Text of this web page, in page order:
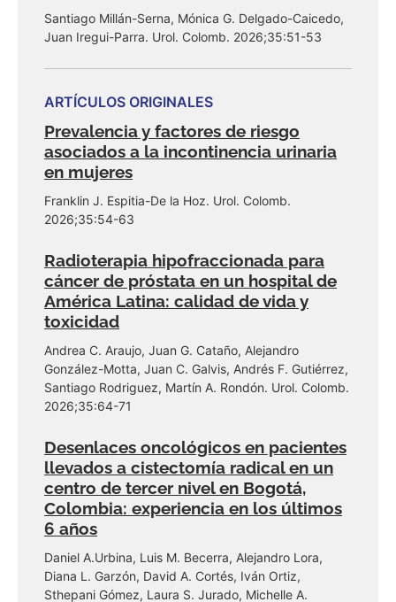
Santiago Millán-Serna, Mónica G. Delgado-Caicedo,
Juan Iregui-Parra. Urol. Colomb. 2026;35:51-53
ARTÍCULOS ORIGINALES
Prevalencia y factores de riesgo
asociados a la incontinencia urinaria
en mujeres
Franklin J. Espitia-De la Hoz. Urol. Colomb.
2026;35:54-63
Radioterapia hipofraccionada para
cáncer de próstata en un hospital de
América Latina: calidad de vida y
toxicidad
Andrea C. Araujo, Juan G. Cataño, Alejandro
González-Motta, Juan C. Galvis, Andrés F. Gutiérrez,
Santiago Rodriguez, Martín A. Rondón. Urol. Colomb.
2026;35:64-71
Desenlaces oncológicos en pacientes
llevados a cistectomía radical en un
centro de tercer nivel en Bogotá,
Colombia: experiencia en los últimos
6 años
Daniel A.Urbina, Luis M. Becerra, Alejandro Lora,
Diana L. Garzón, David A. Cortés, Iván Ortiz,
Sthepani Gómez, Laura S. Jurado, Michelle A.